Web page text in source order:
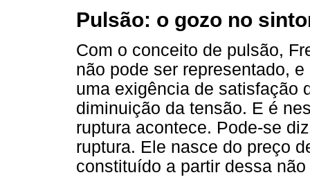
Pulsão: o gozo no
Com o conceito de pulsão,
não pode ser representado,
uma exigência de satisfação
diminuição da tensão. E é
ruptura acontece. Pode-se
ruptura. Ele nasce do preço
constituído a partir dessa